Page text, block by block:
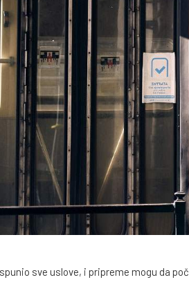
sve uslove, i pripreme mogu da